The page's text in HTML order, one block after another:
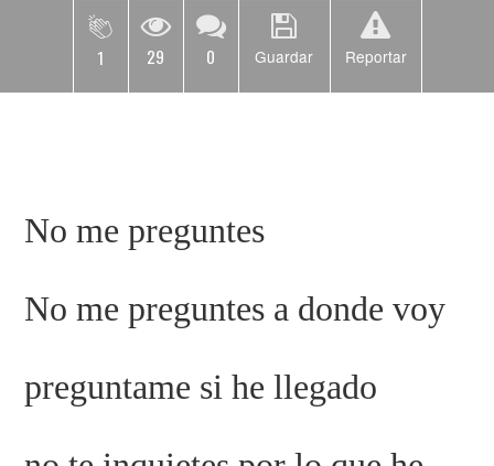
1 29 0 Guardar Reportar
No me preguntes
No me preguntes a donde voy
preguntame si he llegado